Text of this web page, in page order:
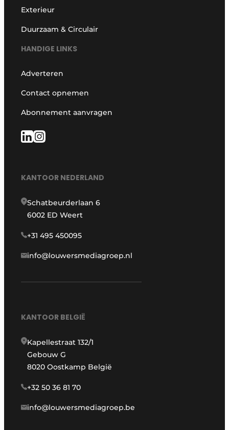
Exterieur
Duurzaam & Circulair
HANDIGE LINKS
Adverteren
Contact opnemen
Abonnement aanvragen
KANTOOR NEDERLAND
Schatbeurderlaan 6
6002 ED Weert
+31 495 450095
info@louwersmediagroep.nl
KANTOOR BELGIË
Kapellestraat 132/1
Gebouw G
8020 Oostkamp België
+32 50 36 81 70
info@louwersmediagroep.be